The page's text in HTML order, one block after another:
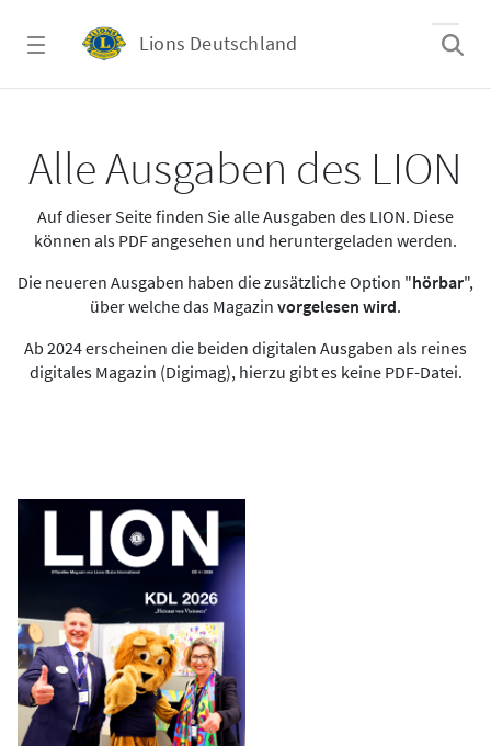
Lions Deutschland
Alle Ausgaben des LION
Auf dieser Seite finden Sie alle Ausgaben des LION. Diese
können als PDF angesehen und heruntergeladen werden.
Die neueren Ausgaben haben die zusätzliche Option "hörbar",
über welche das Magazin vorgelesen wird.
Ab 2024 erscheinen die beiden digitalen Ausgaben als reines
digitales Magazin (Digimag), hierzu gibt es keine PDF-Datei.